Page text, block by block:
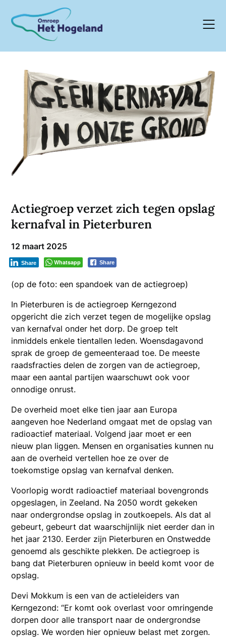
content
Actiegroep verzet zich tegen opslag
kernafval in Pieterburen
12 maart 2025
Whatsapp Share
Share
(op de foto: een spandoek van de actiegroep)
In Pieterburen is de actiegroep Kerngezond
opgericht die zich verzet tegen de mogelijke opslag
van kernafval onder het dorp. De groep telt
inmiddels enkele tientallen leden. Woensdagavond
sprak de groep de gemeenteraad toe. De meeste
raadsfracties delen de zorgen van de actiegroep,
maar een aantal partijen waarschuwt ook voor
onnodige onrust.
De overheid moet elke tien jaar aan Europa
aangeven hoe Nederland omgaat met de opslag van
radioactief materiaal. Volgend jaar moet er een
nieuw plan liggen. Mensen en organisaties kunnen nu
aan de overheid vertellen hoe ze over de
toekomstige opslag van kernafval denken.
Voorlopig wordt radioactief materiaal bovengronds
opgeslagen, in Zeeland. Na 2050 wordt gekeken
naar ondergrondse opslag in zoutkoepels. Als dat al
gebeurt, gebeurt dat waarschijnlijk niet eerder dan in
het jaar 2130. Eerder zijn Pieterburen en Onstwedde
genoemd als geschikte plekken. De actiegroep is
bang dat Pieterburen opnieuw in beeld komt voor de
opslag.
Devi Mokkum is een van de actieleiders van
Kerngezond: “Er komt ook overlast voor omringende
dorpen door alle transport naar de ondergrondse
opslag. We worden hier opnieuw belast met zorgen.